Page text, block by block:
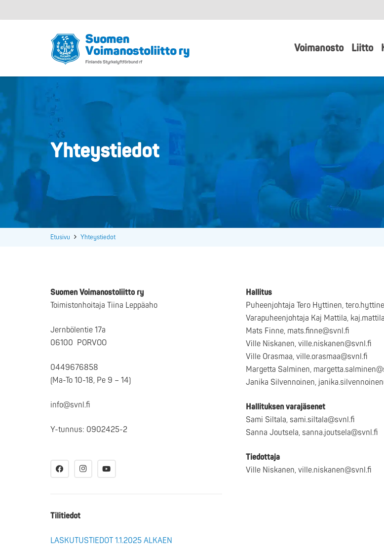
Voimanosto Liitto
Yhteystiedot
Etusivu Yhteystiedot
Suomen Voimanostoliitto ry
Toimistonhoitaja Tiina Leppäaho
Jernbölentie 17a
06100 PORVOO
0449676858
(Ma-To 10-18, Pe 9 – 14)
info@svnl.fi
Y-tunnus: 0902425-2
Tilitiedot
LASKUTUSTIEDOT 1.1.2025 ALKAEN
Hallitus
Puheenjohtaja Tero Hyttinen,
Varapuheenjohtaja Kaj Mattila,
Mats Finne, mats.finne@svnl.fi
Ville Niskanen, ville.niskanen@svnl.fi
Ville Orasmaa, ville.orasmaa@svnl.fi
Margetta Salminen,
Janika Silvennoinen,
Hallituksen varajäsenet
Sami Siltala, sami.siltala@svnl.fi
Sanna Joutsela, sanna.joutsela@svnl.fi
Tiedottaja
Ville Niskanen, ville.niskanen@svnl.fi